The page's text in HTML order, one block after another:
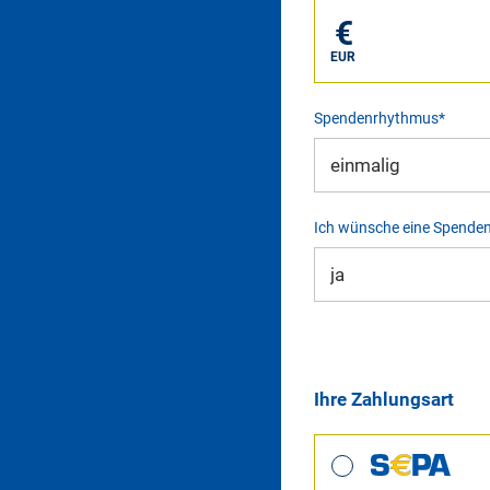
€
EUR
Spendenrhythmus*
Ich wünsche eine
Ihre Zahlungsart